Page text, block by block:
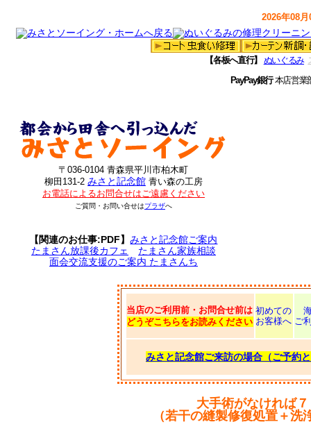
2026年08
【各板へ直行】 ぬいぐるみ
PayPay銀行本店営
〒036-0104 青森県平川市柏木町
柳田131-2 みさと記念館 青い森の工房
お電話によるお問合せはご遠慮ください
ご質問・お問い合せはプラザへ
【関連のお仕事:PDF】みさと記念館ご案内
たまさん放課後カフェ
たまさん家族相談
面会交流支援のご案内 たまさんち
当店のご利用前・お問合せ前は
どうぞこちらをお読みください
初めての
お客様へ ご
みさと記念館ご来訪の場合（ご予約
大手術がなければ
（若干の縫製修復処置＋